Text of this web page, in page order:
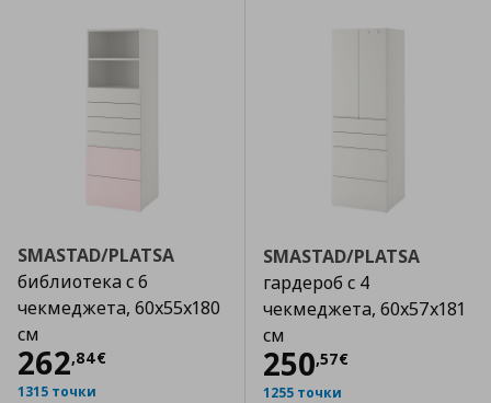
SMASTAD/PLATSA
библиотека с 6
чекмеджета, 60x55x180
см
262,84€
Цена262,84 €
1315 точки
SMASTAD/PLATSA
гардероб с 4
чекмеджета, 60x57x181
см
250,57€
Цена
1255 точки